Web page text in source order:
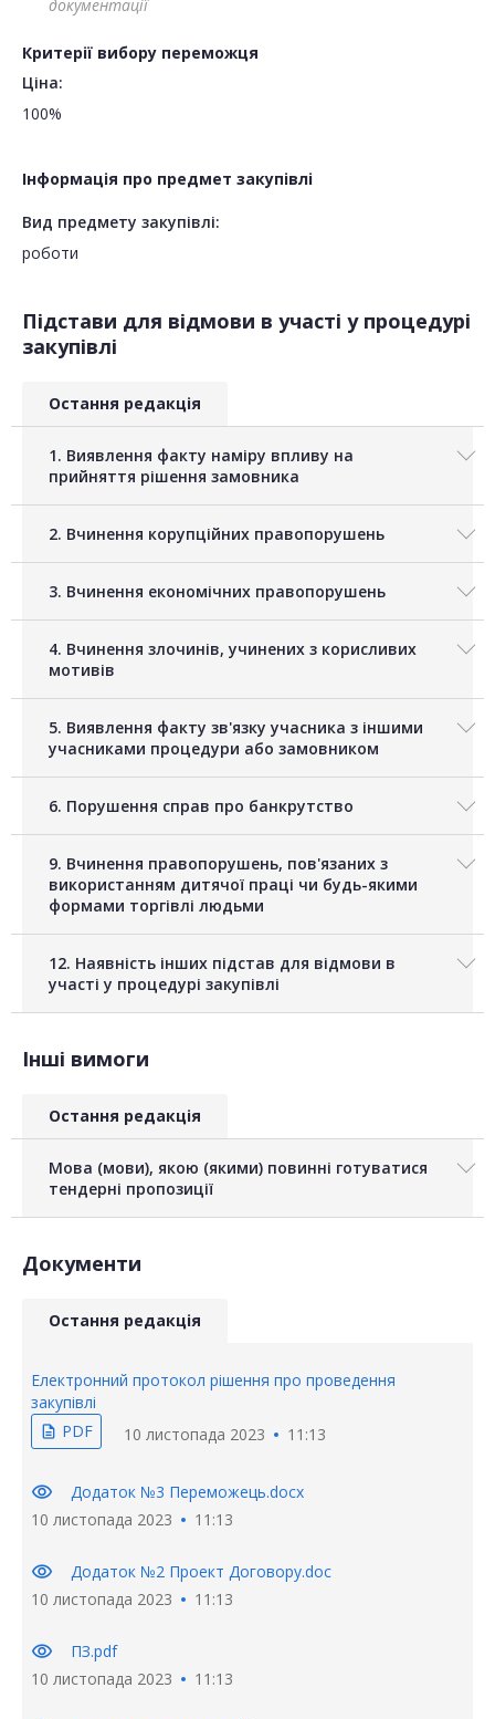
документації
Критерії вибору переможця
Ціна:
100%
Інформація про предмет закупівлі
Вид предмету закупівлі:
роботи
Підстави для відмови в участі у процедурі
закупівлі
Остання редакція
1. Виявлення факту наміру впливу на
прийняття рішення замовника
2. Вчинення корупційних правопорушень
3. Вчинення економічних правопорушень
4. Вчинення злочинів, учинених з корисливих
мотивів
5. Виявлення факту зв'язку учасника з іншими
учасниками процедури або замовником
6. Порушення справ про банкрутство
9. Вчинення правопорушень, пов'язаних з
використанням дитячої праці чи будь-якими
формами торгівлі людьми
12. Наявність інших підстав для відмови в
участі у процедурі закупівлі
Інші вимоги
Остання редакція
Мова (мови), якою (якими) повинні готуватися
тендерні пропозиції
Документи
Остання редакція
Електронний протокол рішення про проведення
закупівлі
description PDF 10 листопада 2023 11:13
visibility
Додаток №3 Переможець.docx
10 листопада 2023
11:13
visibility
Додаток №2 Проект Договору.doc
10 листопада 2023
11:13
visibility
ПЗ.pdf
10 листопада 2023
11:13